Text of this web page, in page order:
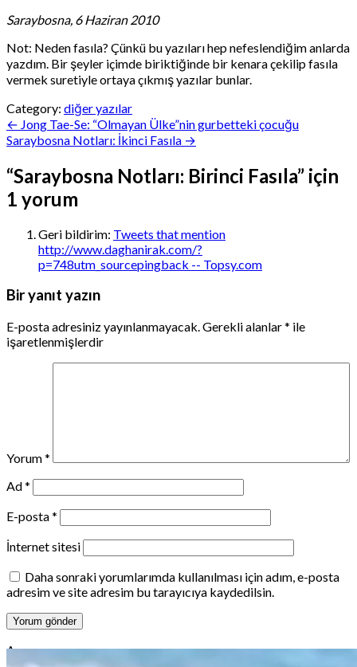
Saraybosna, 6 Haziran 2010
Not: Neden fasıla? Çünkü bu yazıları hep nefeslendiğim anlarda
yazdım. Bir şeyler içimde biriktiğinde bir kenara çekilip fasıla
vermek suretiyle ortaya çıkmış yazılar bunlar.
Category: diğer yazılar
Yazı
gezinmesi
← Jong Tae-Se: “Olmayan Ülke”nin gurbetteki çocuğu
Saraybosna Notları: İkinci Fasıla →
“Saraybosna Notları: Birinci Fasıla” için
1 yorum
Geri bildirim: Tweets that mention
http://www.daghanirak.com/?
p=748utm_sourcepingback -- Topsy.com
Bir yanıt yazın
E-posta adresiniz yayınlanmayacak.Gerekli alanlar* ile
işaretlenmişlerdir
Yorum*
Ad*
E-posta*
İnternet sitesi
Daha sonraki yorumlarımda kullanılması için adım, e-posta
adresim ve site adresim bu tarayıcıya kaydedilsin.
Ara